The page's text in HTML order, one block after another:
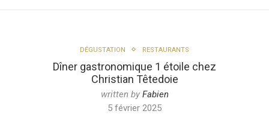
DÉGUSTATION RESTAURANTS
Dîner gastronomique 1 étoile chez
Christian Têtedoie
written by Fabien
5 février 2025